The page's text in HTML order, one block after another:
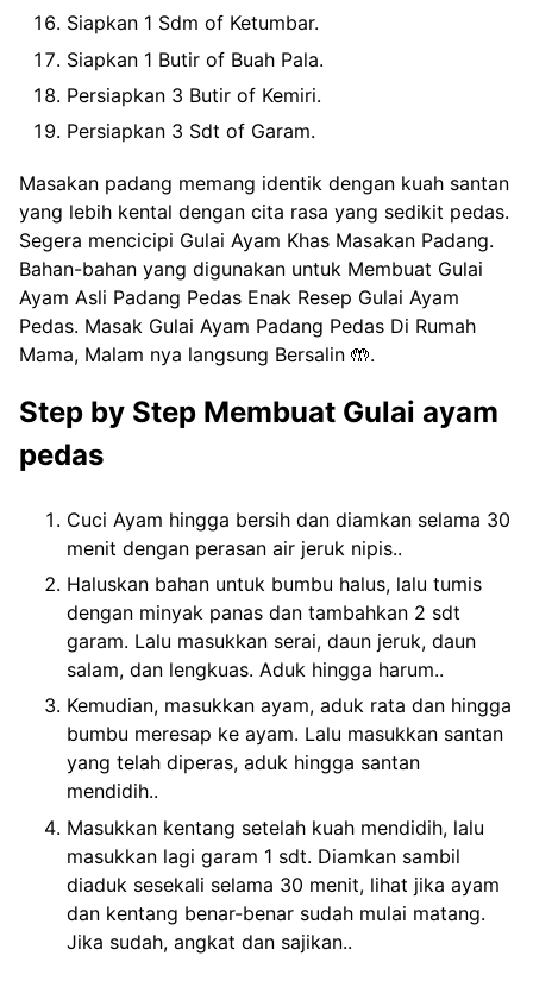
Siapkan 1 Sdm of Ketumbar.
Siapkan 1 Butir of Buah Pala.
Persiapkan 3 Butir of Kemiri.
Persiapkan 3 Sdt of Garam.
Masakan padang memang identik dengan kuah santan
yang lebih kental dengan cita rasa yang sedikit pedas.
Segera mencicipi Gulai Ayam Khas Masakan Padang.
Bahan-bahan yang digunakan untuk Membuat Gulai
Ayam Asli Padang Pedas Enak Resep Gulai Ayam
Pedas. Masak Gulai Ayam Padang Pedas Di Rumah
Mama, Malam nya langsung Bersalin 🤲.
Step by Step Membuat Gulai ayam
pedas
Cuci Ayam hingga bersih dan diamkan selama 30
menit dengan perasan air jeruk nipis..
Haluskan bahan untuk bumbu halus, lalu tumis
dengan minyak panas dan tambahkan 2 sdt
garam. Lalu masukkan serai, daun jeruk, daun
salam, dan lengkuas. Aduk hingga harum..
Kemudian, masukkan ayam, aduk rata dan hingga
bumbu meresap ke ayam. Lalu masukkan santan
yang telah diperas, aduk hingga santan
mendidih..
Masukkan kentang setelah kuah mendidih, lalu
masukkan lagi garam 1 sdt. Diamkan sambil
diaduk sesekali selama 30 menit, lihat jika ayam
dan kentang benar-benar sudah mulai matang.
Jika sudah, angkat dan sajikan..